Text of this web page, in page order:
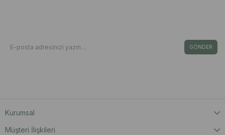
GÖNDER
Kurumsal
Müşteri İlişkileri